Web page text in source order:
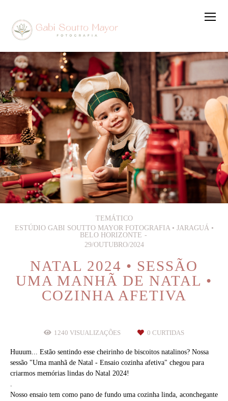
TEMÁTICO
ESTÚDIO GABI SOUTTO MAYOR FOTOGRAFIA • JARAGUÁ •
BELO HORIZONTE
29/OUTUBRO/2024
NATAL 2024 • SESSÃO
UMA MANHÃ DE NATAL •
COZINHA AFETIVA
1240 VISUALIZAÇÕES 0 CURTIDAS
Huuum... Estão sentindo esse cheirinho de biscoitos natalinos? Nossa
sessão "Uma manhã de Natal - Ensaio cozinha afetiva" chegou para
criarmos memórias lindas do Natal 2024!
.
Nosso ensaio tem como pano de fundo uma cozinha linda, aconchegante